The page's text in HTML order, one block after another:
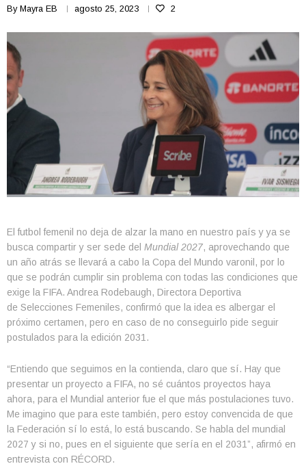
By Mayra EB agosto 25, 2023 2
El futbol femenil no deja de alzar la mano en nuestro país y ya se
busca compartir y ser sede del Mundial 2027, aprovechando que
un año atrás se llevará a cabo la Copa del Mundo varonil, por lo
que se podrán cumplir sin problema con todas las condiciones que
exige la FIFA. Andrea Rodebaugh, Directora Deportiva
de Selecciones Femeniles, confirmó que la idea es albergar el
próximo certamen, pero en caso de no conseguirlo pide seguir
postulados para la edición 2031.
“Entiendo que seguimos en la contienda, claro que sí. Hay que
presentar un proyecto a FIFA, no sé cuántos proyectos haya
ahora, para el Mundial anterior fue el que más postulaciones tuvo.
Me imagino que para este también, pero estoy convencida de que
la Federación sí lo está, lo está buscando. Se habla del mundial
2027 y si no, pues en el siguiente que sería en el 2031”, afirmó en
entrevista con RÉCORD.